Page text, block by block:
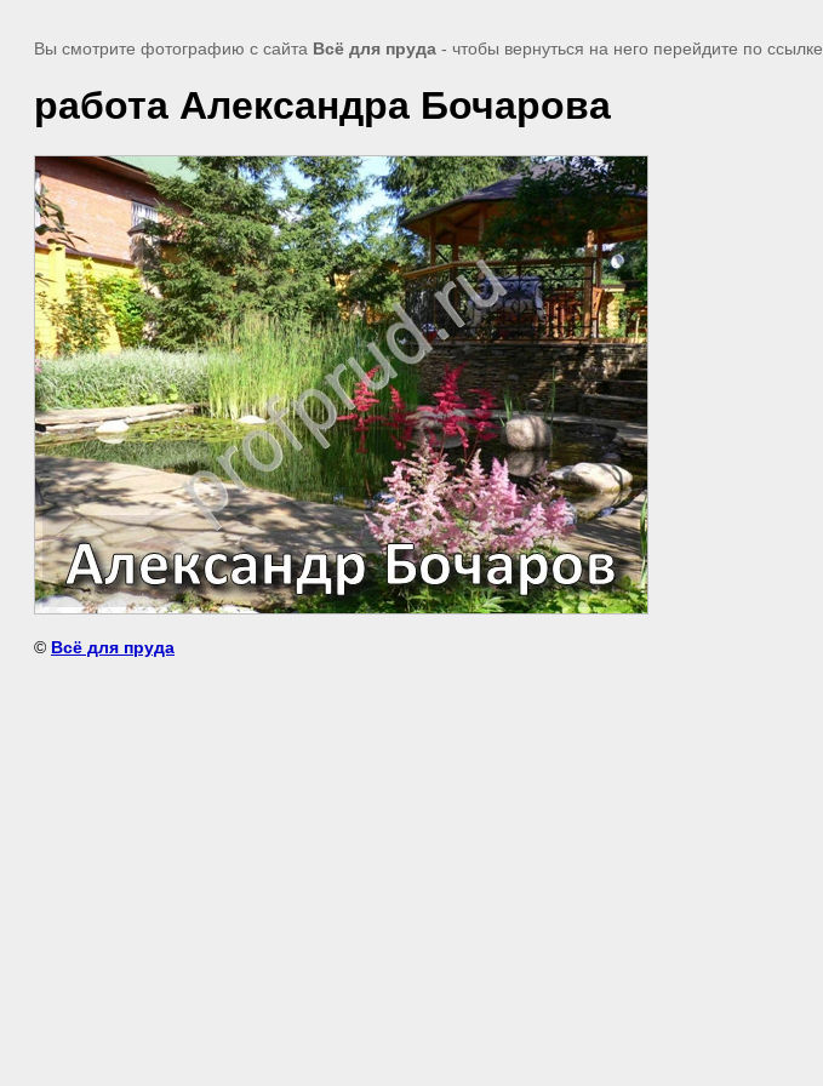
Вы смотрите фотографию с сайта Всё для пруда - чтобы вернуться на него перейдите по ссылке
работа Александра Бочарова
© Всё для пруда